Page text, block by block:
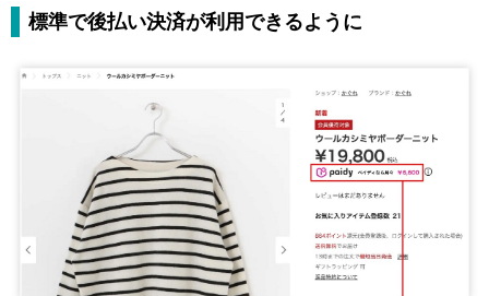
標準で後払い決済が利用できるように